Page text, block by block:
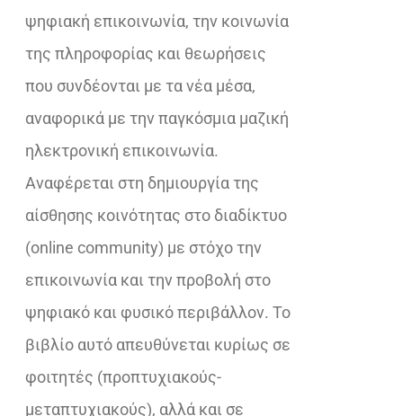
ψηφιακή επικοινωνία, την κοινωνία
της πληροφορίας και θεωρήσεις
που συνδέονται με τα νέα μέσα,
αναφορικά με την παγκόσμια μαζική
ηλεκτρονική επικοινωνία.
Αναφέρεται στη δημιουργία της
αίσθησης κοινότητας στο διαδίκτυο
(online community) με στόχο την
επικοινωνία και την προβολή στο
ψηφιακό και φυσικό περιβάλλον. Το
βιβλίο αυτό απευθύνεται κυρίως σε
φοιτητές (προπτυχιακούς-
μεταπτυχιακούς), αλλά και σε